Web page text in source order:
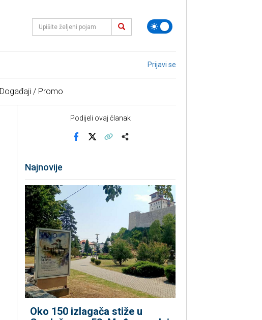
Prijavi se
Događaji / Promo
Podijeli ovaj članak
Najnovije
Oko 150 izlagača stiže u